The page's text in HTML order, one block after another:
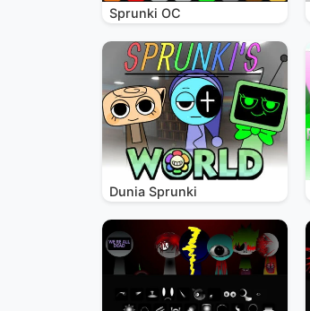
Sprunki OC
Dunia Sprunki